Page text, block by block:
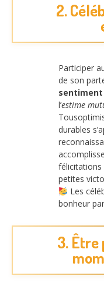
2.
Participer
de son
sentiment
l’estime
durables
félicitations
petites
Les
bonheur
3. Être